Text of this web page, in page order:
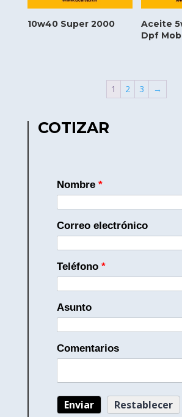
10w40 Super 2000
Aceite
Dpf
1 2 3 →
COTIZAR
Nombre *
Correo electrónico
Teléfono *
Asunto
Comentarios